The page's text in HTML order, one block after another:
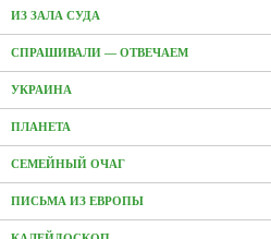
ИЗ ЗАЛА СУДА
СПРАШИВАЛИ — ОТВЕЧАЕМ
УКРАИНА
ПЛАНЕТА
СЕМЕЙНЫЙ ОЧАГ
ПИСЬМА ИЗ ЕВРОПЫ